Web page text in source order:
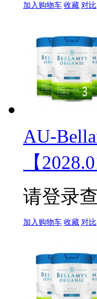
加入购物车 收藏 对比
AU-
【
请登录
加入购物车 收藏 对比